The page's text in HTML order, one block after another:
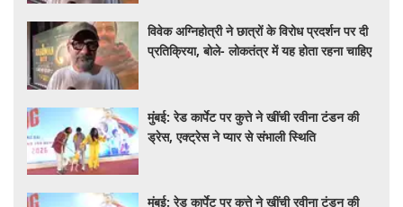
विवेक अग्निहोत्री ने छात्रों के विरोध प्रदर्शन पर दी
प्रतिक्रिया, बोले- लोकतंत्र में यह होता रहना चाहिए
मुंबई: रेड कार्पेट पर कुत्ते ने खींची रवीना टंडन की
ड्रेस, एक्ट्रेस ने प्यार से संभाली स्थिति
मुंबई: रेड कार्पेट पर कुत्ते ने खींची रवीना टंडन की